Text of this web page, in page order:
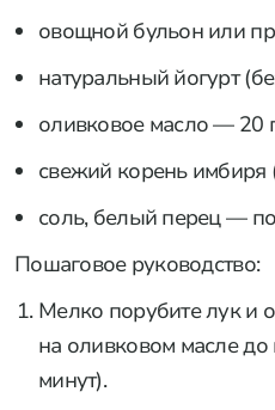
овощной бульон или
натуральный йогурт
оливковое масло — 20
свежий корень имбиря
соль, белый перец — по
Пошаговое руководство:
Мелко порубите лук и
на оливковом масле до
минут).